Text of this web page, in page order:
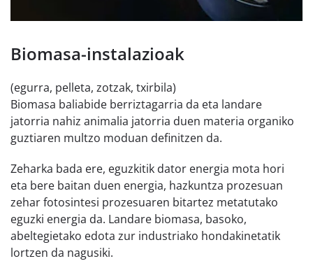
Biomasa-instalazioak
(egurra, pelleta, zotzak, txirbila)
Biomasa baliabide berriztagarria da eta landare
jatorria nahiz animalia jatorria duen materia organiko
guztiaren multzo moduan definitzen da.
Zeharka bada ere, eguzkitik dator energia mota hori
eta bere baitan duen energia, hazkuntza prozesuan
zehar fotosintesi prozesuaren bitartez metatutako
eguzki energia da. Landare biomasa, basoko,
abeltegietako edota zur industriako hondakinetatik
lortzen da nagusiki.